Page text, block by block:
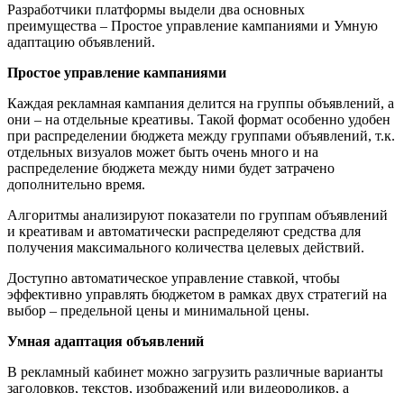
Разработчики платформы выдели два основных
преимущества – Простое управление кампаниями и Умную
адаптацию объявлений.
Простое управление кампаниями
Каждая рекламная кампания делится на группы объявлений, а
они – на отдельные креативы. Такой формат особенно удобен
при распределении бюджета между группами объявлений, т.к.
отдельных визуалов может быть очень много и на
распределение бюджета между ними будет затрачено
дополнительно время.
Алгоритмы анализируют показатели по группам объявлений
и креативам и автоматически распределяют средства для
получения максимального количества целевых действий.
Доступно автоматическое управление ставкой, чтобы
эффективно управлять бюджетом в рамках двух стратегий на
выбор – предельной цены и минимальной цены.
Умная адаптация объявлений
В рекламный кабинет можно загрузить различные варианты
заголовков, текстов, изображений или видеороликов, а